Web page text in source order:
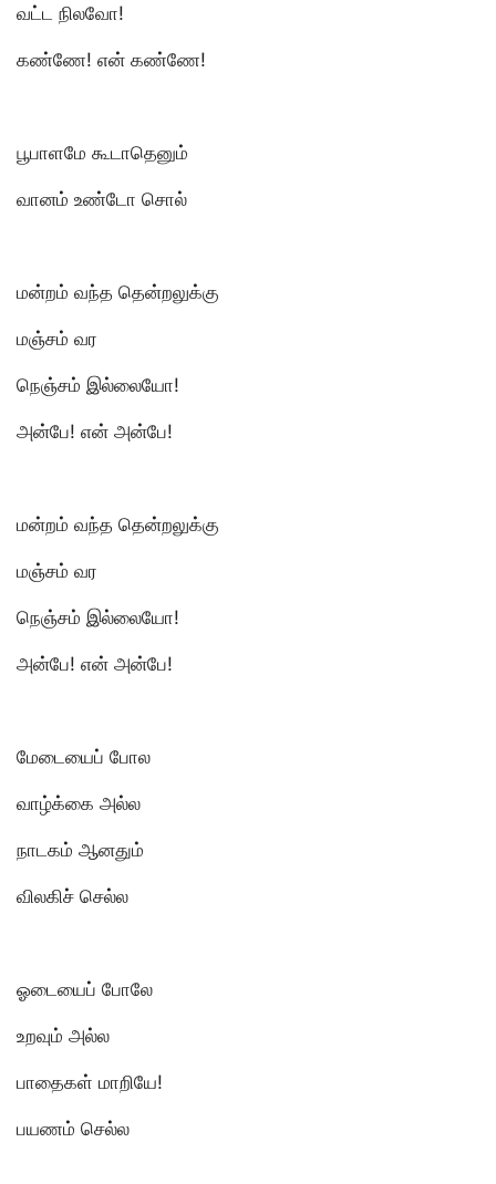
வட்ட நிலவோ!
கண்ணே! என் கண்ணே!
பூபாளமே கூடாதெனும்
வானம் உண்டோ சொல்
மன்றம் வந்த தென்றலுக்கு
மஞ்சம் வர
நெஞ்சம் இல்லையோ!
அன்பே! என் அன்பே!
மன்றம் வந்த தென்றலுக்கு
மஞ்சம் வர
நெஞ்சம் இல்லையோ!
அன்பே! என் அன்பே!
மேடையைப் போல
வாழ்க்கை அல்ல
நாடகம் ஆனதும்
விலகிச் செல்ல
ஓடையைப் போலே
உறவும் அல்ல
பாதைகள் மாறியே!
பயணம் செல்ல